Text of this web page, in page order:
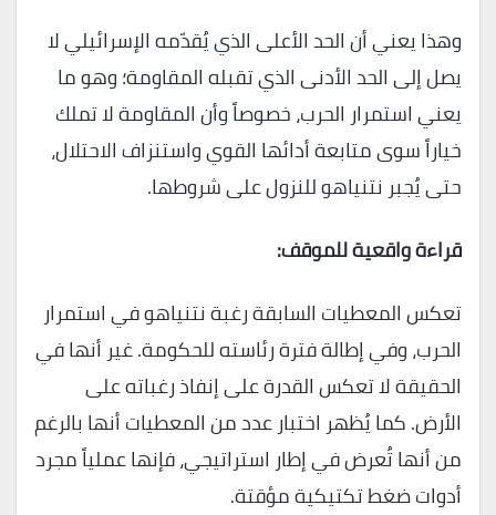
وهذا يعني أن الحد الأعلى الذي يُقدّمه الإسرائيلي لا
يصل إلى الحد الأدنى الذي تقبله المقاومة؛ وهو ما
يعني استمرار الحرب، خصوصاً وأن المقاومة لا تملك
خياراً سوى متابعة أدائها القوي واستنزاف الاحتلال،
حتى يُجبر نتنياهو للنزول على شروطها.
قراءة واقعية للموقف:
تعكس المعطيات السابقة رغبة نتنياهو في استمرار
الحرب، وفي إطالة فترة رئاسته للحكومة. غير أنها في
الحقيقة لا تعكس القدرة على إنفاذ رغباته على
الأرض. كما يُظهر اختبار عدد من المعطيات أنها بالرغم
من أنها تُعرض في إطار استراتيجي، فإنها عملياً مجرد
أدوات ضغط تكتيكية مؤقتة.